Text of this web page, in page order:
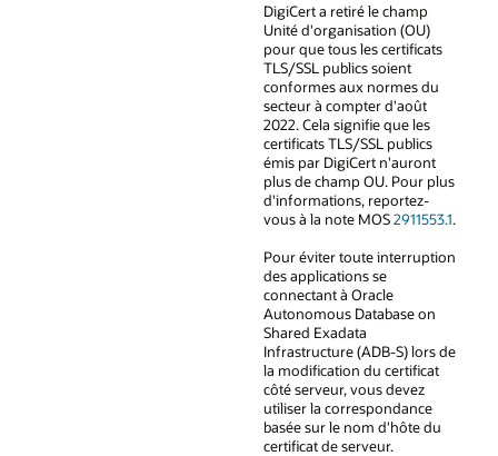
DigiCert a retiré le champ
Unité d'organisation (OU)
pour que tous les certificats
TLS/SSL publics soient
conformes aux normes du
secteur à compter d'août
2022. Cela signifie que les
certificats TLS/SSL publics
émis par DigiCert n'auront
plus de champ OU. Pour plus
d'informations, reportez-
vous à la note MOS2911553.1.
Pour éviter toute interruption
des applications se
connectant à Oracle
Autonomous Database on
Shared Exadata
Infrastructure (ADB-S) lors de
la modification du certificat
côté serveur, vous devez
utiliser la correspondance
basée sur le nom d'hôte du
certificat de serveur.